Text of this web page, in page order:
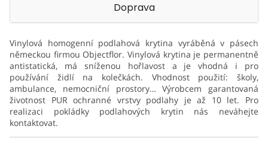
Doprava
Vinylová homogenní podlahová krytina vyráběná v pásech
německou firmou Objectflor. Vinylová krytina je permanentně
antistatická, má sníženou hořlavost a je vhodná i pro
používání židlí na kolečkách. Vhodnost použití: školy,
ambulance, nemocniční prostory… Výrobcem garantovaná
životnost PUR ochranné vrstvy podlahy je až 10 let. Pro
realizaci pokládky podlahových krytin nás neváhejte
kontaktovat.